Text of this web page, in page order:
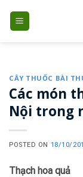
CÂY THUỐC BÀI
Các món
Nội trong
POSTED ON 18/10/
Thạch hoa quả